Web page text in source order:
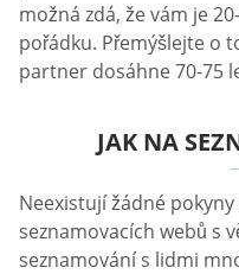
možná zdá, že vám je
pořádku. Přemýšlejte o
partner dosáhne 70-75
JAK NA
Neexistují žádné
seznamovacích webů s
seznamování s lidmi